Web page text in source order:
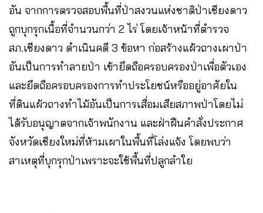
อัน จากการตรวจสอบพื้นที่ป่าสงวนแห่งชาติป่าเชียงดาว
ถูกบุกรุกเนื้อที่จำนวนกว่า 2 ไร่ โดยเจ้าหน้าที่ตำรวจ
สภ.เชียงดาว ดำเนินคดี 3 ข้อหา ก่อสร้างแผ้วถางเผาป่า
อันเป็นการทำลายป่า เข้ายึดถือครอบครองป่าเพื่อตัวเอง
และยึดถือครอบครองการทำประโยชน์หรืออยู่อาศัยใน
ที่ดินแผ้วถางทำไม้อันเป็นการเสื่อมเสียสภาพป่าโดยไม่
ได้รับอนุญาตจากเจ้าพนักงาน และฝ่าฝืนคำสั่งประกาศ
จังหวัดเชียงใหม่ที่ห้ามเผาในพื้นที่โล่งแจ้ง โดยพบว่า
สาเหตุที่บุกรุกป่าเพราะจะใช้พื้นที่ปลูกลำใย